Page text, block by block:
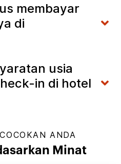
membayar
di
usia
in di hotel
ANDA
Minat